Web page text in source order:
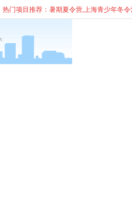
热门项目推荐：暑期夏令营,上海青少年冬令